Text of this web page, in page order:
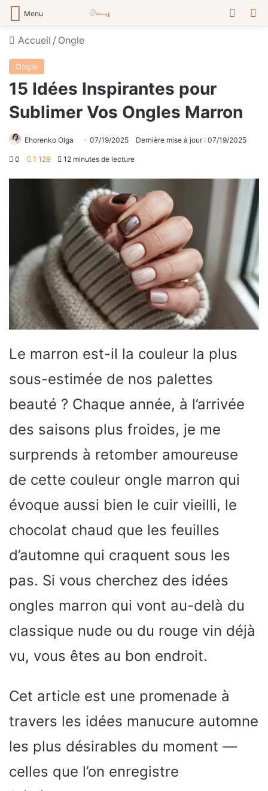
Menu
Accueil / Ongle
Ongle
15 Idées Inspirantes pour
Sublimer Vos Ongles Marron
Ehorenko Olga 07/19/2025 Dernière mise à jour : 07/19/2025
0 1 129 12 minutes de lecture
Le marron est-il la couleur la plus
sous-estimée de nos palettes
beauté ? Chaque année, à l’arrivée
des saisons plus froides, je me
surprends à retomber amoureuse
de cette couleur ongle marron qui
évoque aussi bien le cuir vieilli, le
chocolat chaud que les feuilles
d’automne qui craquent sous les
pas. Si vous cherchez des idées
ongles marron qui vont au-delà du
classique nude ou du rouge vin déjà
vu, vous êtes au bon endroit.
Cet article est une promenade à
travers les idées manucure automne
les plus désirables du moment —
celles que l’on enregistre